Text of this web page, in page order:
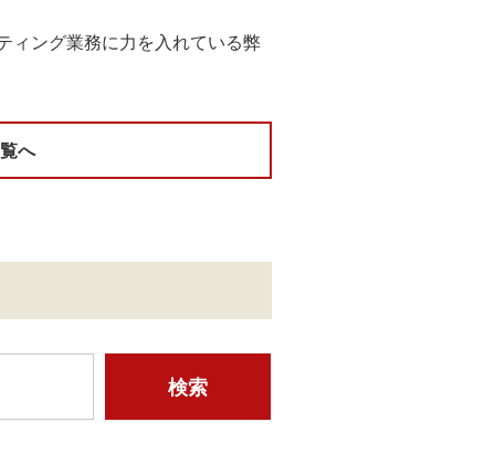
ィング業務に力を入れている弊
へ